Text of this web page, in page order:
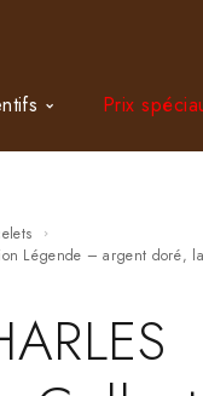
Prix
Légende – argent doré,